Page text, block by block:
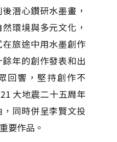
潛心鑽研水墨畫，
環境與多元文化，
旅途中用水墨創作
年的創作發表和出
回響，堅持創作不
大地震二十五周年
同時併呈李賢文投
要作品。